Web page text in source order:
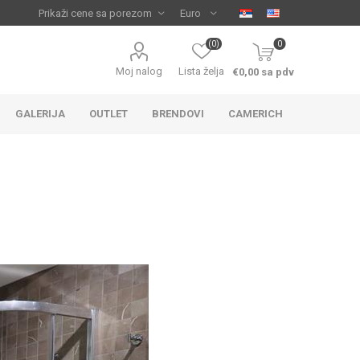
Moj nalog Lista želja
(0) 0
€0,00 sa pdv
TUŠ KADE
ZA
GALERIJA OUTLET BRENDOVI CAMERICH